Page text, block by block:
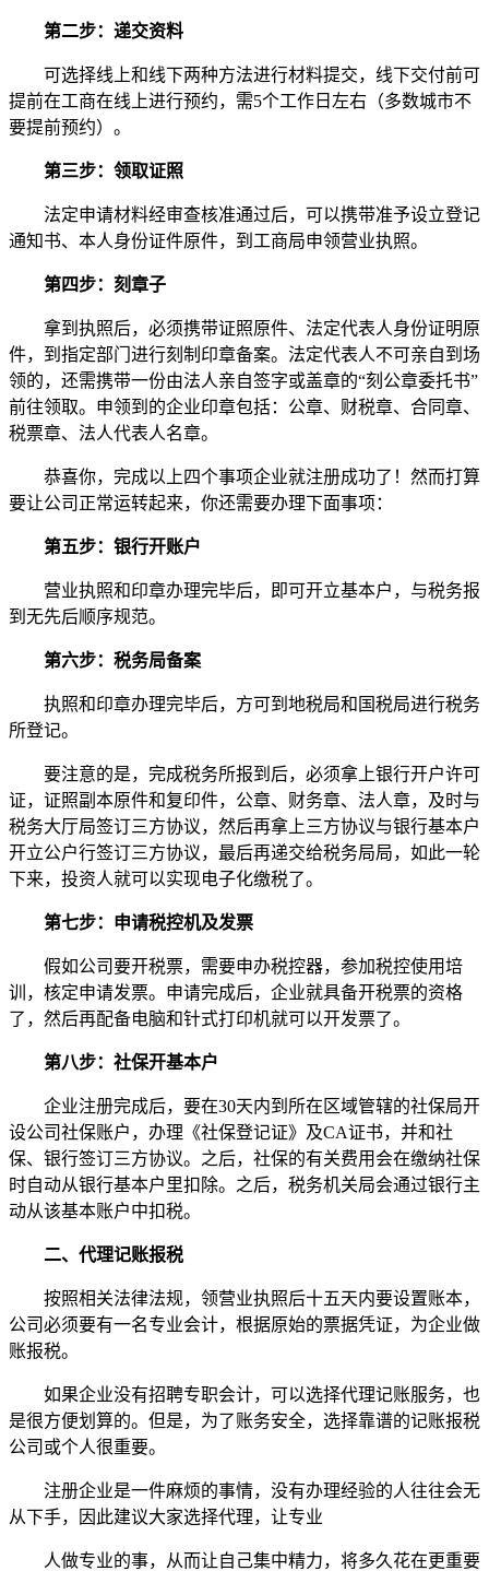
第二步：递交资料
可选择线上和线下两种方法进行材料提交，线下交付前可
提前在工商在线上进行预约，需5个工作日左右（多数城市不
要提前预约）。
第三步：领取证照
法定申请材料经审查核准通过后，可以携带准予设立登记
通知书、本人身份证件原件，到工商局申领营业执照。
第四步：刻章子
拿到执照后，必须携带证照原件、法定代表人身份证明原
件，到指定部门进行刻制印章备案。法定代表人不可亲自到场
领的，还需携带一份由法人亲自签字或盖章的“刻公章委托书”
前往领取。申领到的企业印章包括：公章、财税章、合同章、
税票章、法人代表人名章。
恭喜你，完成以上四个事项企业就注册成功了！然而打算
要让公司正常运转起来，你还需要办理下面事项：
第五步：银行开账户
营业执照和印章办理完毕后，即可开立基本户，与税务报
到无先后顺序规范。
第六步：税务局备案
执照和印章办理完毕后，方可到地税局和国税局进行税务
所登记。
要注意的是，完成税务所报到后，必须拿上银行开户许可
证，证照副本原件和复印件，公章、财务章、法人章，及时与
税务大厅局签订三方协议，然后再拿上三方协议与银行基本户
开立公户行签订三方协议，最后再递交给税务局局，如此一轮
下来，投资人就可以实现电子化缴税了。
第七步：申请税控机及发票
假如公司要开税票，需要申办税控器，参加税控使用培
训，核定申请发票。申请完成后，企业就具备开税票的资格
了，然后再配备电脑和针式打印机就可以开发票了。
第八步：社保开基本户
企业注册完成后，要在30天内到所在区域管辖的社保局开
设公司社保账户，办理《社保登记证》及CA证书，并和社
保、银行签订三方协议。之后，社保的有关费用会在缴纳社保
时自动从银行基本户里扣除。之后，税务机关局会通过银行主
动从该基本账户中扣税。
二、代理记账报税
按照相关法律法规，领营业执照后十五天内要设置账本，
公司必须要有一名专业会计，根据原始的票据凭证，为企业做
账报税。
如果企业没有招聘专职会计，可以选择代理记账服务，也
是很方便划算的。但是，为了账务安全，选择靠谱的记账报税
公司或个人很重要。
注册企业是一件麻烦的事情，没有办理经验的人往往会无
从下手，因此建议大家选择代理，让专业
人做专业的事，从而让自己集中精力，将多久花在更重要